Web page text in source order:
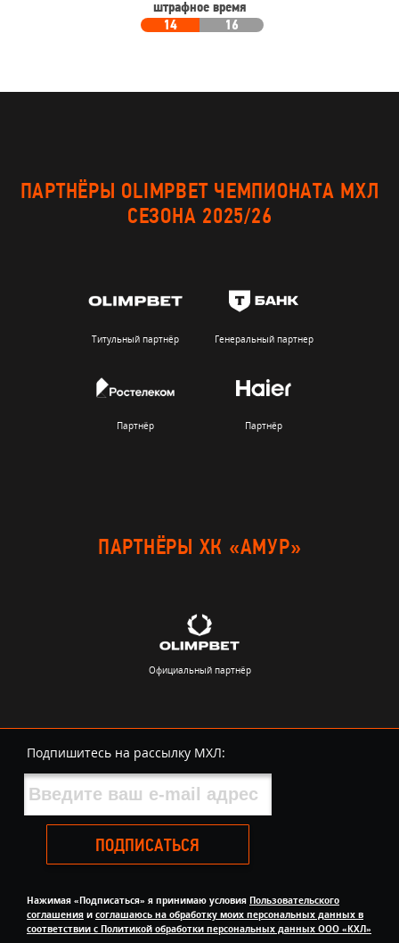
штрафное время
14
16
ПАРТНЁРЫ OLIMPBET ЧЕМПИОНАТА МХЛ
СЕЗОНА 2025/26
Титульный партнёр Генеральный партнер
Партнёр Партнёр
ПАРТНЁРЫ ХК «АМУР»
Официальный партнёр
Подпишитесь на рассылку МХЛ:
ПОДПИСАТЬСЯ
Нажимая «Подписаться» я принимаю условия Пользовательского
соглашения и соглашаюсь на обработку моих персональных данных в
соответствии с Политикой обработки персональных данных ООО «КХЛ»